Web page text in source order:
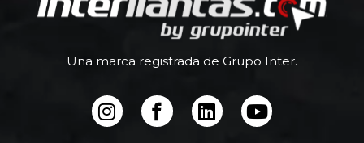
Una marca registrada de Grupo Inter.